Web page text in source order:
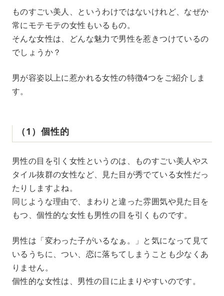
ものすごい美人、というわけではないけれど、なぜか
常にモテモテの女性もいるもの。
そんな女性は、どんな魅力で男性を惹きつけているの
でしょうか？
男が容姿以上に惹かれる女性の特徴4つをご紹介しま
す。
（1）個性的
男性の目を引く女性というのは、ものすごい美人やス
タイル抜群の女性など、見た目が秀でている女性だっ
たりしますよね。
同じような理由で、まわりと違った雰囲気や見た目を
もつ、個性的な女性も男性の目を引くものです。
男性は「変わった子がいるなぁ。」と気になって見て
いるうちに、つい、恋に落ちてしまうことも少なくあ
りません。
個性的な女性は、男性の目に止まりやすいのです。